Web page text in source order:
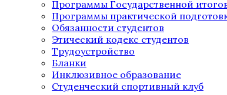
Программы Государственной
Программы практической
Обязанности студентов
Этический кодекс студентов
Трудоустройство
Бланки
Инклюзивное образование
Студенческий спортивный клуб